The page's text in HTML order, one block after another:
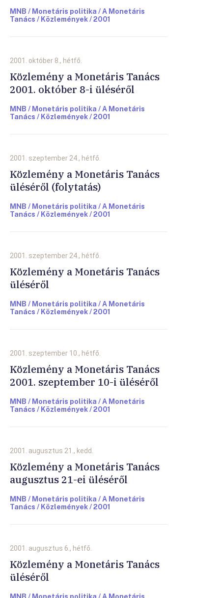
MNB / Monetáris politika / A Monetáris
Tanács / Közlemények / 2001
2001. október 8., hétfő.
Közlemény a Monetáris Tanács
2001. október 8-i üléséről
MNB / Monetáris politika / A Monetáris
Tanács / Közlemények / 2001
2001. szeptember 24., hétfő.
Közlemény a Monetáris Tanács
üléséről (folytatás)
MNB / Monetáris politika / A Monetáris
Tanács / Közlemények / 2001
2001. szeptember 24., hétfő.
Közlemény a Monetáris Tanács
üléséről
MNB / Monetáris politika / A Monetáris
Tanács / Közlemények / 2001
2001. szeptember 10., hétfő.
Közlemény a Monetáris Tanács
2001. szeptember 10-i üléséről
MNB / Monetáris politika / A Monetáris
Tanács / Közlemények / 2001
2001. augusztus 21., kedd.
Közlemény a Monetáris Tanács
augusztus 21-ei üléséről
MNB / Monetáris politika / A Monetáris
Tanács / Közlemények / 2001
2001. augusztus 6., hétfő.
Közlemény a Monetáris Tanács
üléséről